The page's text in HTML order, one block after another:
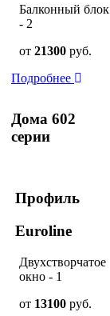
Балконный блок
- 2
от 21300 руб.
Подробнее
Дома 602
серии
Профиль
Euroline
Двухстворчатое
окно - 1
от 13100 руб.